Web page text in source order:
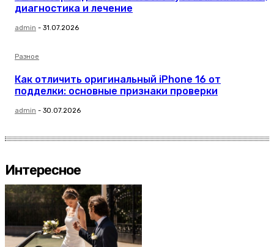
диагностика и лечение
admin - 31.07.2026
Разное
Как отличить оригинальный iPhone 16 от
подделки: основные признаки проверки
admin - 30.07.2026
Интересное